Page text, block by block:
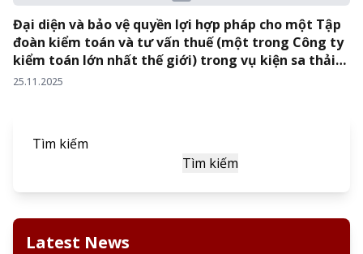
Đại diện và bảo vệ quyền lợi hợp pháp cho một Tập
đoàn kiểm toán và tư vấn thuế (một trong Công ty
kiểm toán lớn nhất thế giới) trong vụ kiện sa thải
người lao động…
25.11.2025
Tìm kiếm
Tìm kiếm
Latest News